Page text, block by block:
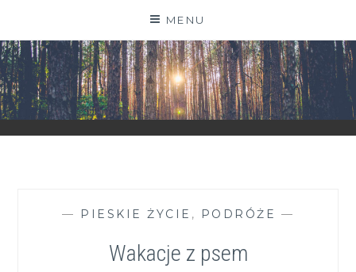
content
MENU
ZGRANESTADO.PL
FOTOGRAFICZNE ZAPISKI DNIA CODZIENNEGO
— PIESKIE ŻYCIE , PODRÓŻE —
Wakacje z psem